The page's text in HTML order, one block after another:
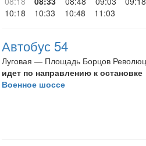
10:18
10:33 10:48 11:03
Автобус 54
Луговая — Площадь Борцов
идет по направлению к остановке
Военное шоссе